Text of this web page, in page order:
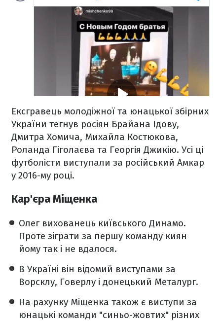
Ексгравець молодіжної та юнацької збірних
України тегнув росіян Брайана Ідову,
Дмитра Хомича, Михайла Костюкова,
Роланда Гіголаєва та Георгія Джикiю. Усі ці
футболісти виступали за російський Амкар
у 2016-му році.
Кар'єра Міщенка
Олег вихованець київського Динамо.
Проте зіграти за першу команду киян
йому так і не вдалося.
В Україні він відомий виступами за
Ворсклу, Говерлу і донецький Металург.
На рахунку Міщенка також є виступи за
юнацькі команди "синьо-жовтих" різних